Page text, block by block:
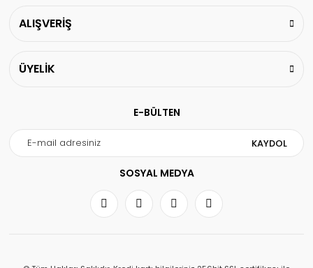
ALIŞVERİŞ
ÜYELİK
E-BÜLTEN
KAYDOL
SOSYAL MEDYA